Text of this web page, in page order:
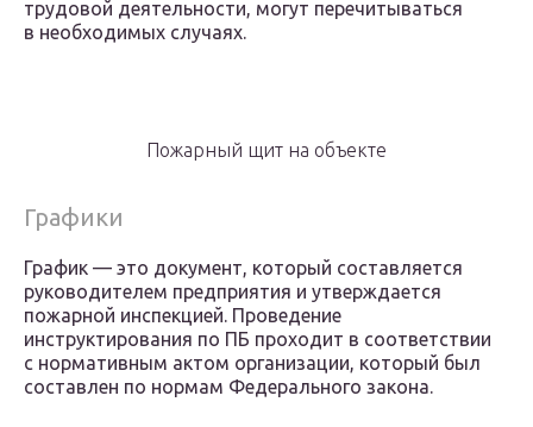
трудовой деятельности, могут перечитываться
в необходимых случаях.
Пожарный щит на объекте
Графики
График — это документ, который составляется
руководителем предприятия и утверждается
пожарной инспекцией. Проведение
инструктирования по ПБ проходит в соответствии
с нормативным актом организации, который был
составлен по нормам Федерального закона.